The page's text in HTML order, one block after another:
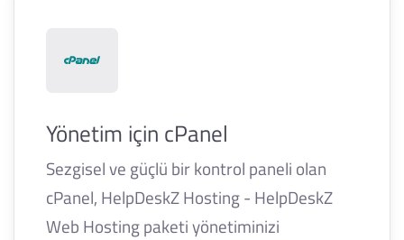
Yönetim için cPanel
Sezgisel ve güçlü bir kontrol paneli olan
cPanel, HelpDeskZ Hosting - HelpDeskZ
Web Hosting paketi yönetiminizi